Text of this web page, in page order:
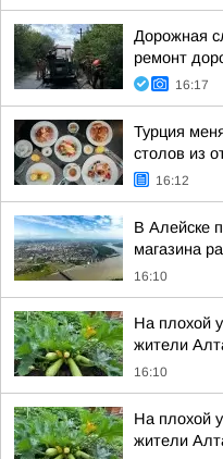
Дорожная
ремонт
16:17
Турция
столов из
16:12
В Алейске
магазина
16:10
На плохой
жители
16:10
На плохой
жители